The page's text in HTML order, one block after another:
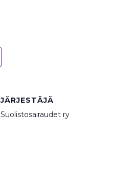
JÄRJESTÄJÄ
Suolistosairaudet ry